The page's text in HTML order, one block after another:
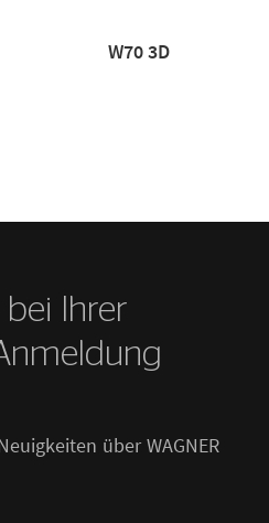
W70 3D
bei Ihrer
über WAGNER